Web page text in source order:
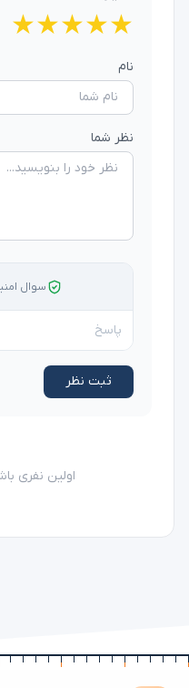
★
★
★
★
★
نام
نظر شما
سوال
ثبت نظر
اولین نفری